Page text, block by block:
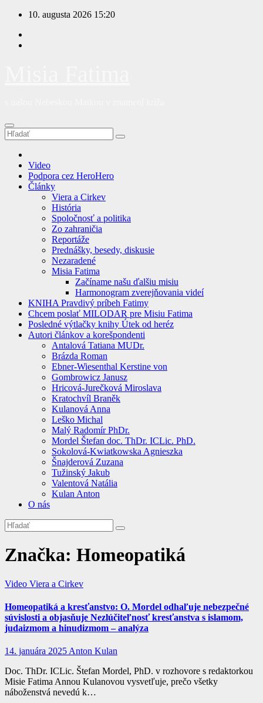
Prejsť
obsah
10. augusta 2026 15:20
Video
Podpora cez HeroHero
Články
Viera a Cirkev
História
Spoločnosť a politika
Zo zahraničia
Reportáže
Prednášky, besedy, diskusie
Nezaradené
Misia Fatima
Začíname našu ďalšiu misiu
Harmonogram zverejňovania videí
KNIHA Pravdivý príbeh Fatimy
Chcem poslať MILODAR pre Misiu Fatima
Posledné výtlačky knihy Útek od heréz
Autori článkov a korešpondenti
Antalová Tatiana MUDr.
Brázda Roman
Ebner-Wiesenthal Kerstine von
Gombrowicz Janusz
Hricová-Jurečková Miroslava
Kratochvíl Braněk
Kulanová Anna
Leško Michal
Malý Radomír PhDr.
Mordel Štefan doc. ThDr. ICLic. PhD.
Sokolová-Kwiatkowska Agnieszka
Šnajderová Zuzana
Tužinský Jakub
Valentová Natália
Kulan Anton
O nás
Značka: Homeopatiká
Video Viera a Cirkev
Homeopatiká a kresťanstvo: O. Mordel odhaľuje nebezpečné
súvislosti a objasňuje Nezlúčiteľnosť kresťanstva s islamom,
judaizmom a hinudizmom – analýza
14. januára 2025Anton Kulan
Doc. ThDr. ICLic. Štefan Mordel, PhD. v rozhovore s redaktorkou
Misie Fatima Annou Kulanovou vysvetľuje, prečo všetky
náboženstvá nevedú k…